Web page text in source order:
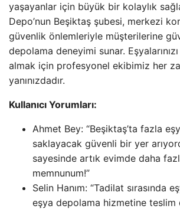
yaşayanlar için büyük bir kolaylık
Depo’nun Beşiktaş şubesi, merkezi
güvenlik önlemleriyle müşterilerine
depolama deneyimi sunar.
almak için profesyonel ekibimiz her
yanınızdadır.
Kullanıcı Yorumları:
Ahmet Bey: “Beşiktaş’ta fazla
saklayacak güvenli bir yer
sayesinde artık evimde daha
memnunum!”
Selin Hanım: “Tadilat sırasında
eşya depolama hizmetine teslim